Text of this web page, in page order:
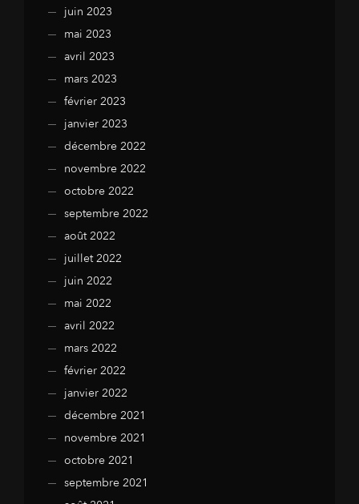
juin 2023
mai 2023
avril 2023
mars 2023
février 2023
janvier 2023
décembre 2022
novembre 2022
octobre 2022
septembre 2022
août 2022
juillet 2022
juin 2022
mai 2022
avril 2022
mars 2022
février 2022
janvier 2022
décembre 2021
novembre 2021
octobre 2021
septembre 2021